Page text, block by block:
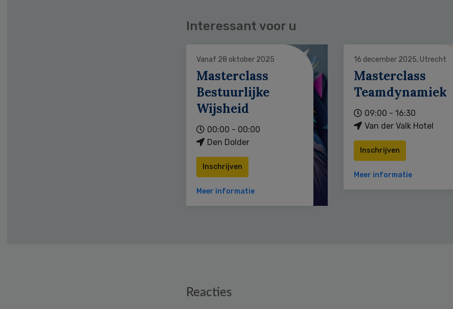
Interessant voor u
Vanaf 28 oktober 2025
Masterclass
Bestuurlijke
Wijsheid
00:00 - 00:00
Den Dolder
Inschrijven
Meer informatie
16 december 2025, Utrecht
Masterclass
Teamdynamiek
09:00 - 16:30
Van der Valk Hotel
Inschrijven
Meer informatie
Reacties